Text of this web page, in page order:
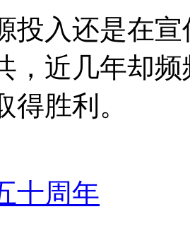
投入还是在
，近几年却
得胜利。
十周年